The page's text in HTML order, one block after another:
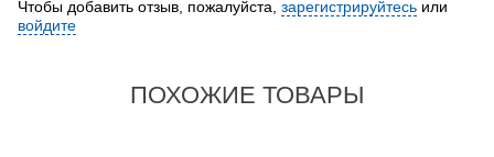
Чтобы добавить отзыв, пожалуйста, зарегистрируйтесь или
войдите
ПОХОЖИЕ ТОВАРЫ